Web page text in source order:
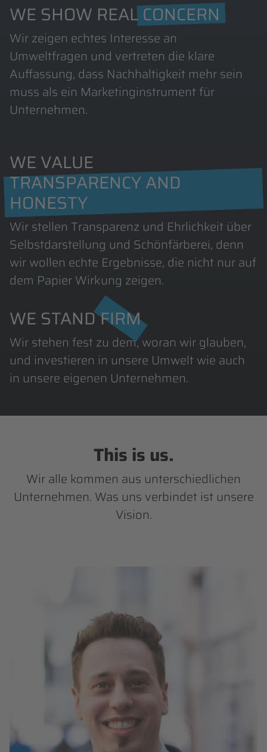
WE SHOW REALCONCERN
Wir zeigen echtes Interesse an
Umweltfragen und vertreten die klare
Auffassung, dass Nachhaltigkeit mehr sein
muss als ein Marketinginstrument für
Unternehmen.
WE VALUE
TRANSPARENCY AND
HONESTY
Wir stellen Transparenz und Ehrlichkeit über
Selbstdarstellung und Schönfärberei, denn
wir wollen echte Ergebnisse, die nicht nur auf
dem Papier Wirkung zeigen.
WE STANDFIRM
Wir stehen fest zu dem, woran wir glauben,
und investieren in unsere Umwelt wie auch
in unsere eigenen Unternehmen.
This is us.
Wir alle kommen aus unterschiedlichen
Unternehmen. Was uns verbindet ist unsere
Vision.